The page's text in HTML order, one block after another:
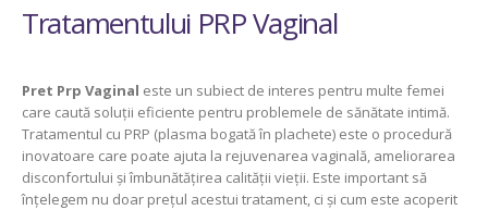
Tratamentului PRP Vaginal
Pret Prp Vaginal este un subiect de interes pentru multe femei
care caută soluții eficiente pentru problemele de sănătate intimă.
Tratamentul cu PRP (plasma bogată în plachete) este o procedură
inovatoare care poate ajuta la rejuvenarea vaginală, ameliorarea
disconfortului și îmbunătățirea calității vieții. Este important să
înțelegem nu doar prețul acestui tratament, ci și cum este acoperit